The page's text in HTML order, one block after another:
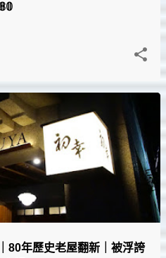
80年歷史老屋翻新｜被浮誇